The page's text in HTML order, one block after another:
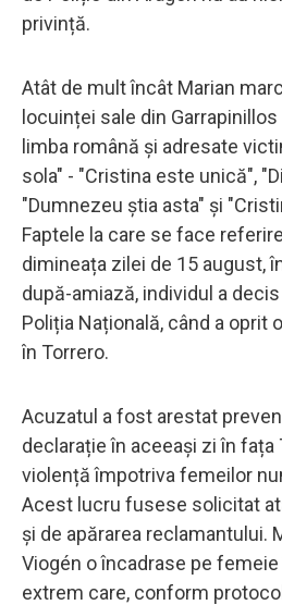
privință.
Atât de mult încât Marian
locuinței sale din
limba română și adresate
sola" - "Cristina este unică",
"Dumnezeu știa asta" și
Faptele la care se face
dimineața zilei de 15 august,
după-amiază, individul a
Poliția Națională, când a oprit
în Torrero.
Acuzatul a fost arestat
declarație în aceeași zi în fața
violență împotriva femeilor
Acest lucru fusese solicitat
și de apărarea reclamantului.
Viogén o încadrase pe
extrem care, conform